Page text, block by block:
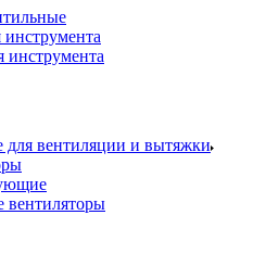
вентиляции и вытяжки
вентиляторы